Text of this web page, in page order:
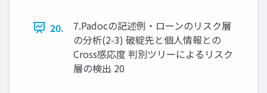
20.
7.Padocの記述例・ローンのリスク層
の分析(2-3) 破綻先と個人情報との
Cross感応度 判別ツリーによるリスク
層の検出 20